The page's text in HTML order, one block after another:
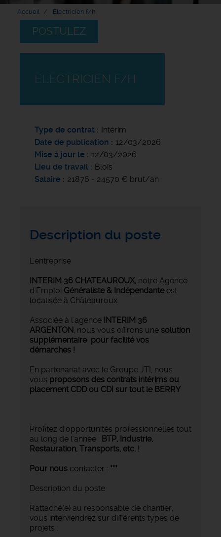
Accueil Electricien f/h
POSTULEZ
ELECTRICIEN F/H
Type de contrat
Intérim
Date de publication
12/03/2026
Mise à jour le
12/03/2026
Lieu de travail
Blois
Salaire
21876 - 24570 € brut/an
Description du poste
L'entreprise
INTERIM 36 CHATEAUROUX, notre Agence
d'Emploi Généraliste & Indépendante est
localisée à Châteauroux.
Associée à l'agence INTERIM 36
ARGENTON, nous vous offrons une solution
supplémentaire pour facilité vos
démarches !
En partenariat avec le Groupe JTI, nous
vous proposons des contrats intérims ou
placement CDD ou CDI sur tout le BERRY
Profitez d'opportunités professionnelles tout
au long de l'année : BTP, Industrie,
Restauration, Transports, etc. !
Pour nous contacter : ***
Description du poste
Rattaché(e) au responsable de chantier,
vous interviendrez sur différents types de
projets :